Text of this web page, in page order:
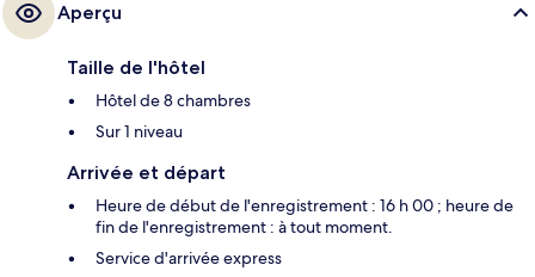
Aperçu
Taille de l'hôtel
Hôtel de 8 chambres
Sur 1 niveau
Arrivée et départ
Heure de début de l'enregistrement : 16 h 00 ; heure de
fin de l'enregistrement : à tout moment.
Service d'arrivée express